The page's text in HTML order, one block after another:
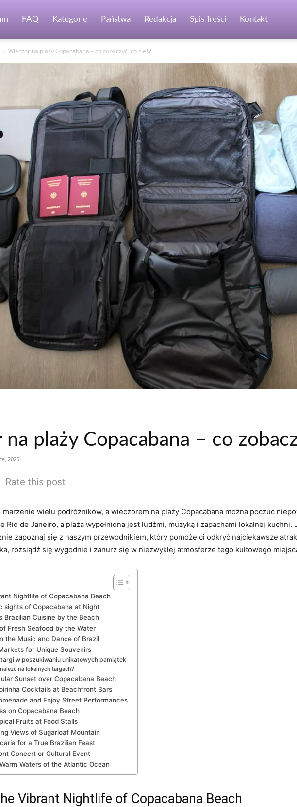
FAQ Kategorie Państwa Redakcja Spis Treści Kontakt
Wieczór na plaży Copacabana – co zobaczyć, co zjeść
plaży Copacabana – co
2025
Rate this post
marzenie ​wielu podróżników, a⁤ wieczorem na plaży Copacabana można poczuć
Rio de Janeiro, a plaża wypełniona jest ludźmi, ‍muzyką i zapachami lokalnej
zapoznaj się ⁢z‌ naszym ⁤przewodnikiem,‌ który pomoże ci odkryć najciekawsze
rozsiądź się wygodnie⁤ i zanurz ⁤się‌ w ⁤niezwykłej atmosferze tego kultowego
Nightlife of Copacabana Beach
sights⁤ of Copacabana at ‍Night
Brazilian Cuisine by the Beach
Fresh Seafood⁤ by the Water
the Music ‍and Dance ⁤of Brazil
for Unique ‌Souvenirs
targi w poszukiwaniu unikatowych pamiątek
na ‌lokalnych targach?
Sunset over Copacabana Beach
Cocktails at Beachfront Bars
and​ Enjoy Street Performances
on Copacabana Beach
Fruits⁢ at Food Stalls
Views ⁣of Sugarloaf Mountain
for a ⁤True Brazilian Feast
Concert or Cultural Event
Waters⁣ of the Atlantic⁣ Ocean
‌Vibrant‌ Nightlife of Copacabana Beach